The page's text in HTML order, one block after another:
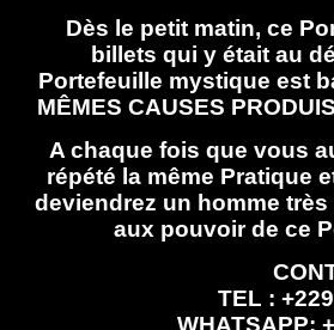
Dès le petit matin, ce
billets qui y était au
Portefeuille mystique est
MÊMES CAUSES
A chaque fois que vous
répété la même Pratique
deviendrez un homme
aux pouvoir de ce
TEL :
WHATSAPP: